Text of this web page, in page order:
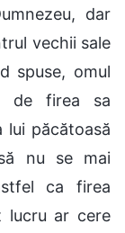
dar
vechii sale
spuse, omul
de firea sa
lui păcătoasă
nu se mai
ca firea
lucru ar cere